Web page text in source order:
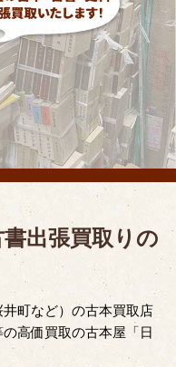
出張買取りの
町など）の古本買取店
高価買取の古本屋「日